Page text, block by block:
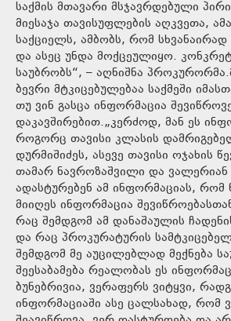
საქმის მთავარი მსჯავრდებული
მიესაჯა თავისუფლების აღკვეთა,
საქციელს, ამბობს, რომ
და ასეც უნდა მოქცეულიყო.
საუბრობს“, – აღნიშნა
ბევრი მტკიცებულებაა საქმეში
თუ ვინ გასცა ინფორმაცია
დაკავშირებით.„კერძოდ, მან ეს
როგორც თავისი კლასის
დურმიშიძეს, ასევე თავისი ოჯახის
თამარ ნავროზაშვილი და ვალერიან
ადასტურებენ ამ ინფორმაციას, რომ
მიიღეს ინფორმაცია
რაც შემდგომ ამ დანაშაულის
და რაც პროკურატურის
შემდგომ მე აუცილებლად მექნება
შეესაბამება რეალობას ეს
ბუნებრივია, ვერაფერს ვიტყვი,
ინფორმაციაში ასე ცალსახად, რომ